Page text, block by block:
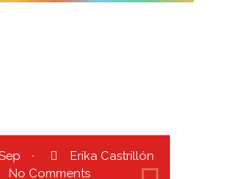
·
Erika Castrillón
No Comments